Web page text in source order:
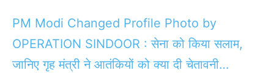
PM Modi Changed Profile Photo by
OPERATION SINDOOR : सेना को किया सलाम,
जानिए गृह मंत्री ने आतंकियों को क्या दी चेतावनी…